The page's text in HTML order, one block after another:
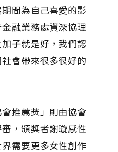
間為自己喜愛的影
融業務處資深協理
子就是好，我們認
會帶來很多很好的
推薦獎」則由協會
，頒獎者謝璇感性
需要更多女性創作